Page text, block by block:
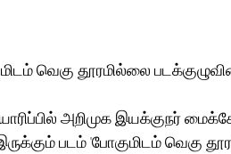
வெகு தூரமில்லை
அறிமுக இயக்குநர்
படம் 'போகுமிடம் வெகு